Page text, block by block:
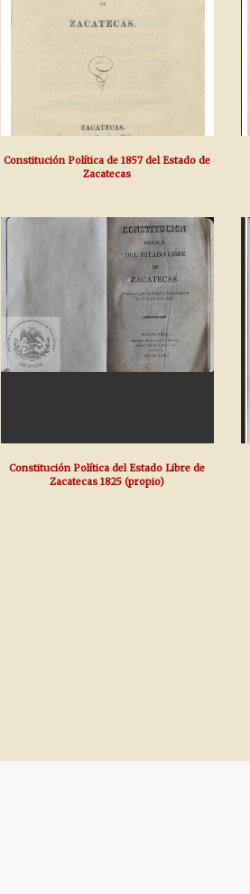
Constitución Política de 1857 del Estado de
Zacatecas
Constitución Política del Estado Libre de
Zacatecas 1825 (propio)